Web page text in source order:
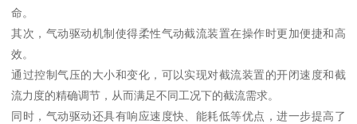
命。
其次，气动驱动机制使得柔性气动截流装置在操作时更加便捷和高
效。
通过控制气压的大小和变化，可以实现对截流装置的开闭速度和截
流力度的精确调节，从而满足不同工况下的截流需求。
同时，气动驱动还具有响应速度快、能耗低等优点，进一步提高了